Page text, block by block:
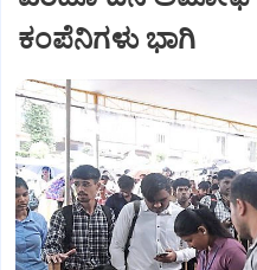
ಕಂಪೆನಿಗಳು ಭಾಗಿ